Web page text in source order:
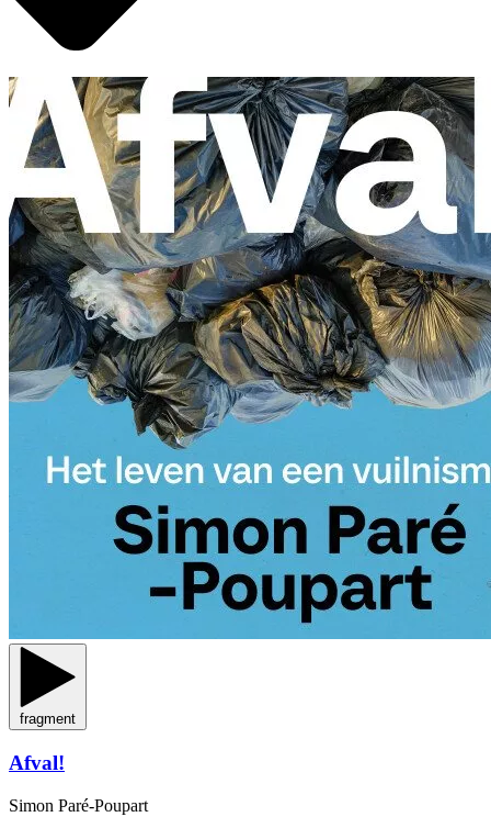
fragment
Afval!
Simon Paré-Poupart